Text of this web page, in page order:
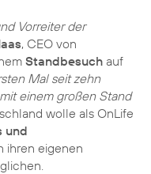
Vorreiter der
, CEO von
Standbesuch auf
Mal seit zehn
einem großen Stand
wolle als OnLife
und
ihren eigenen